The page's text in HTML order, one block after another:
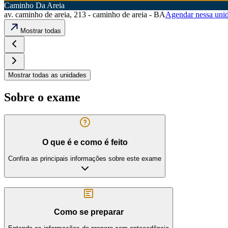
Caminho Da Areia
av. caminho de areia, 213 - caminho de areia - BAAgendar nessa
Mostrar todas
Mostrar todas as unidades
Sobre o exame
O que é e como é feito
Confira as principais informações sobre este exame
Como se preparar